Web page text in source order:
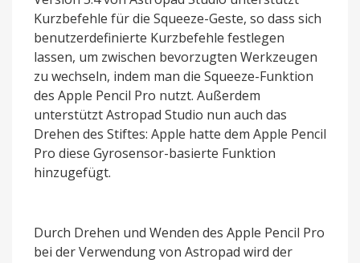
Kurzbefehle für die Squeeze-Geste, so dass sich
benutzerdefinierte Kurzbefehle festlegen
lassen, um zwischen bevorzugten Werkzeugen
zu wechseln, indem man die Squeeze-Funktion
des Apple Pencil Pro nutzt. Außerdem
unterstützt Astropad Studio nun auch das
Drehen des Stiftes: Apple hatte dem Apple Pencil
Pro diese Gyrosensor-basierte Funktion
hinzugefügt.
Durch Drehen und Wenden des Apple Pencil Pro
bei der Verwendung von Astropad wird der